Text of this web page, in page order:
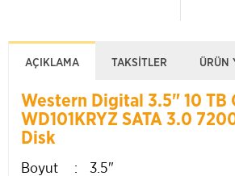
AÇIKLAMA TAKSITLER ÜRÜN
Western Digital 3.5" 10 TB
WD101KRYZ SATA 3.0
Disk
Boyut : 3.5"